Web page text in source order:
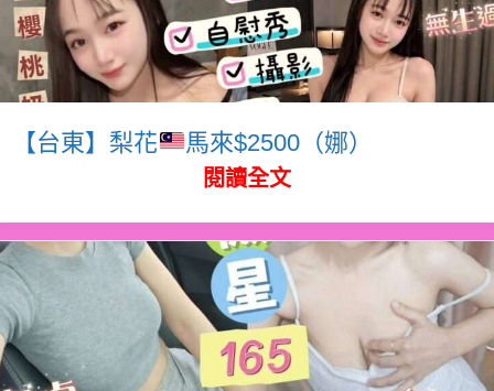
【台東】梨花 馬來$2500（娜）
閱讀全文